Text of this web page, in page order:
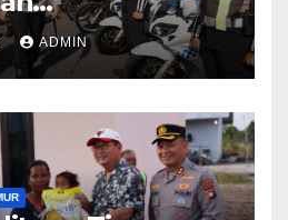
Karhutla,
Tegaskan
ADMIN